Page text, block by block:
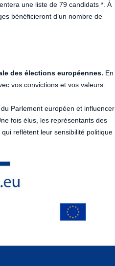
une liste de 79 candidats *. À
bénéficieront d’un nombre de
des élections européennes. En
vos convictions et vos valeurs.
Parlement européen et influencer
fois élus, les représentants des
reflètent leur sensibilité politique